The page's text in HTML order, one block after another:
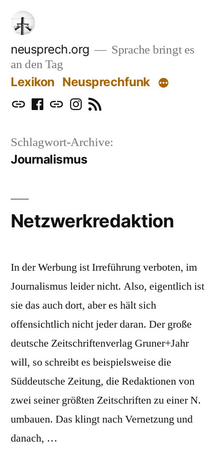
Zum
Inhalt
springen
neusprech.org
Sprache bringt es
an den Tag
Lexikon Neusprechfunk
MastodonFacebook
BlueskyInstagram
RSS
Schlagwort-Archive:
Journalismus
Netzwerkredaktion
In der Werbung ist Irreführung verboten, im
Journalismus leider nicht. Also, eigentlich ist
sie das auch dort, aber es hält sich
offensichtlich nicht jeder daran. Der große
deutsche Zeitschriftenverlag Gruner+Jahr
will, so schreibt es beispielsweise die
Süddeutsche Zeitung, die Redaktionen von
zwei seiner größten Zeitschriften zu einer N.
umbauen. Das klingt nach Vernetzung und
danach, …